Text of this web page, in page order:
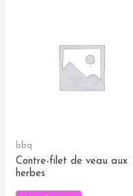
bbq
Contre-filet de veau aux
herbes